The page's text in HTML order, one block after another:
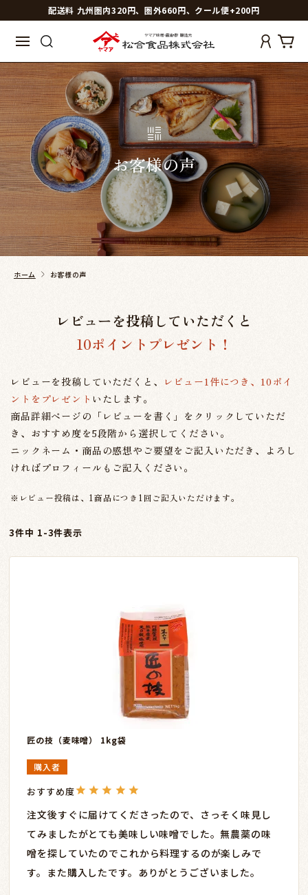
配送料 九州圏内320円、圏外660円、クール便+200円
お客様の声
ホーム お客様の声
レビューを投稿していただくと
10ポイントプレゼント！
レビューを投稿していただくと、 レビュー1件につき、10ポイ
ントをプレゼント いたします。
商品詳細ページの「レビューを書く」をクリックしていただ
き、おすすめ度を5段階から選択してください。
ニックネーム・商品の感想やご要望をご記入いただき、よろし
ければプロフィールもご記入ください。
※レビュー投稿は、1商品につき1回ご記入いただけます。
3件中 1-3件表示
匠の技（麦味噌） 1kg袋
購入者
注文後すぐに届けてくださったので、さっそく味見し
てみましたがとても美味しい味噌でした。無農薬の味
噌を探していたのでこれから料理するのが楽しみで
す。また購入したです。ありがとうございました。